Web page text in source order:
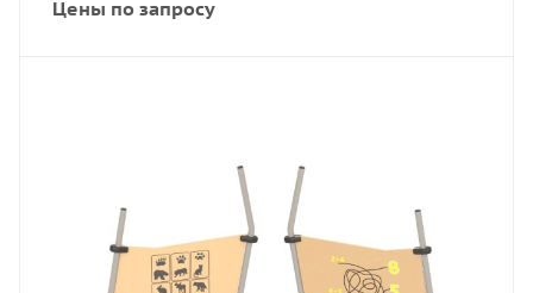
Цены по запросу